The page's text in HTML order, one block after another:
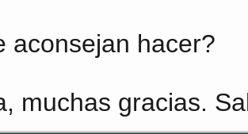
aconsejan hacer?
muchas gracias.